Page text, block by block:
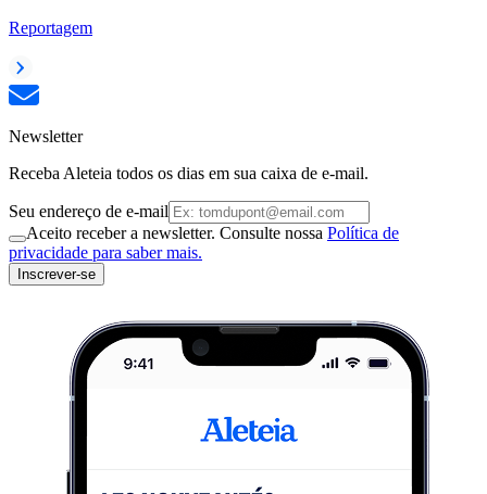
Reportagem
Newsletter
Receba Aleteia todos os dias em sua caixa de e-mail.
Seu endereço de e-mail
Aceito receber a newsletter. Consulte nossa Política de
privacidade para saber mais.
Inscrever-se